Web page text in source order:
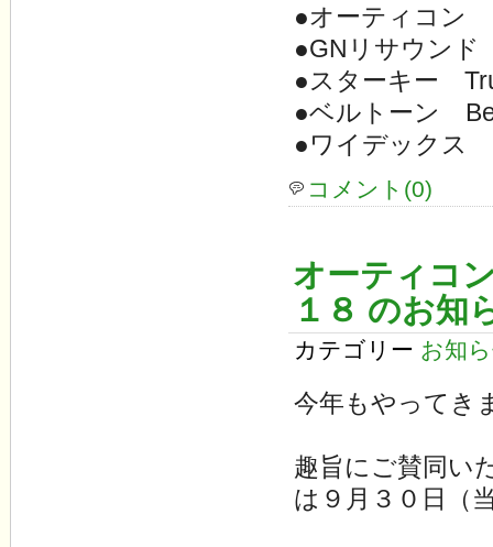
●オーティコ
●GNリサウン
●スターキー
●ベルトーン
●ワイデックス
コメント(0)
オーティコ
１８ のお知
カテゴリー お知
今年もやってき
趣旨にご賛同い
は９月３０日（